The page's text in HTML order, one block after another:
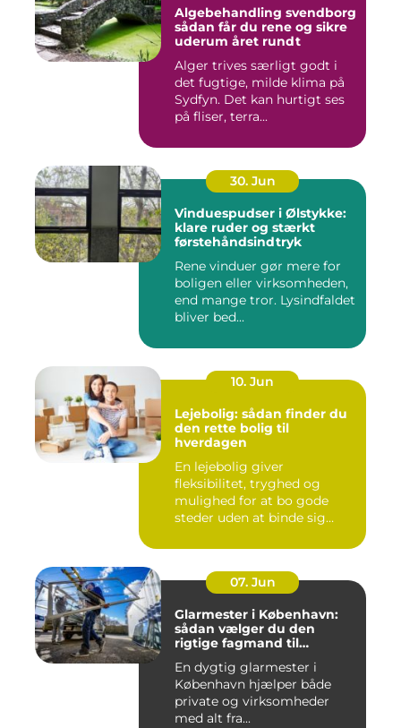
Algebehandling svendborg
sådan får du rene og sikre
uderum året rundt
Alger trives særligt godt i
det fugtige, milde klima på
Sydfyn. Det kan hurtigt ses
på fliser, terra...
30. Jun
Vinduespudser i Ølstykke:
klare ruder og stærkt
førstehåndsindtryk
Rene vinduer gør mere for
boligen eller virksomheden,
end mange tror. Lysindfaldet
bliver bed...
10. Jun
Lejebolig: sådan finder du
den rette bolig til
hverdagen
En lejebolig giver
fleksibilitet, tryghed og
mulighed for at bo gode
steder uden at binde sig
07. Jun
Glarmester i København:
sådan vælger du den
rigtige fagmand til
En dygtig glarmester i
København hjælper både
private og virksomheder
med alt fra...